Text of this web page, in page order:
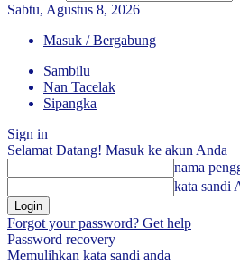
Sabtu, Agustus 8, 2026
Masuk / Bergabung
Sambilu
Nan Tacelak
Sipangka
Sign in
Selamat Datang! Masuk ke akun Anda
nama
kata sandi
Forgot your password? Get help
Password recovery
Memulihkan kata sandi anda